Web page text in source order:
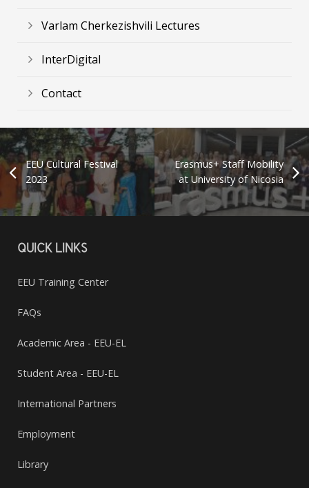
Varlam Cherkezishvili Lectures
InterDigital
Contact
EEU Cultural Festival
2023
Erasmus+ Staff Mobility
at University of Nicosia
QUICK LINKS
EEU Training Center
FAQs
Academic Area - EEU-EL
Student Area - EEU-EL
International Partners
Employment
Library